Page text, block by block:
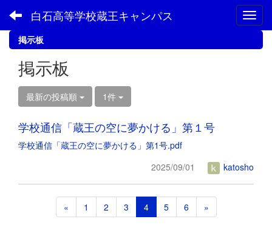
白石高等学校蔵王キャンパス
掲示板
掲示板
最新の投稿順 1件
学校通信「蔵王の空に夢かける」第１号
学校通信「蔵王の空に夢かける」第1号.pdf
2025/09/01
katosho
« 1 2 3 4 5 6 »